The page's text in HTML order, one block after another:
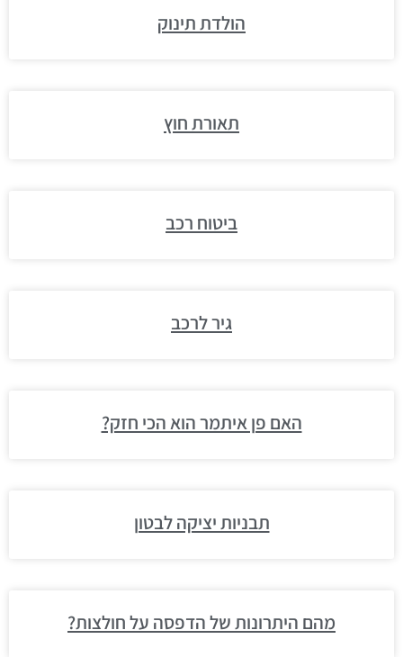
הולדת תינוק
תאורת חוץ
ביטוח רכב
גיר לרכב
האם פן איתמר הוא הכי חזק?
תבניות יציקה לבטון
מהם היתרונות של הדפסה על חולצות?